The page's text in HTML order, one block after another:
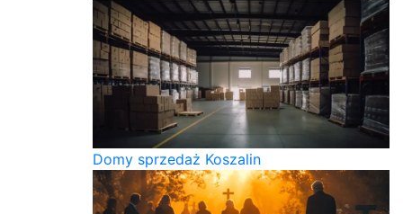
Domy sprzedaż Koszalin